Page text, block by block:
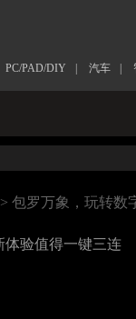
PC/PAD/DIY 汽车
> 包罗万象，玩转数